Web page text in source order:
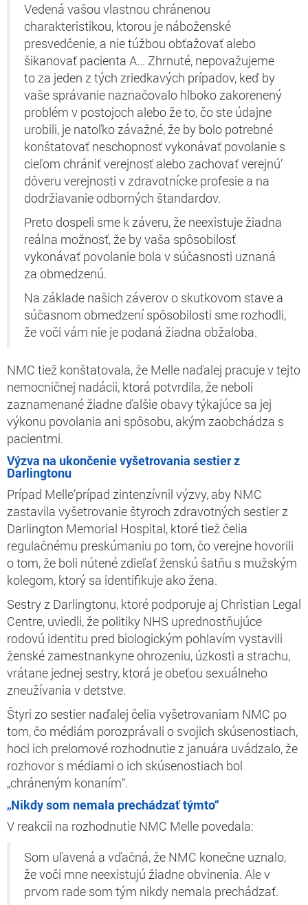
Vedená vašou vlastnou chránenou
charakteristikou, ktorou je náboženské
presvedčenie, a nie túžbou obťažovať alebo
šikanovať pacienta A... Zhrnuté, nepovažujeme
to za jeden z tých zriedkavých prípadov, keď by
vaše správanie naznačovalo hlboko zakorenený
problém v postojoch alebo že to, čo ste údajne
urobili, je natoľko závažné, že by bolo potrebné
konštatovať neschopnosť vykonávať povolanie s
cieľom chrániť verejnosť alebo zachovať verejnú’
dôveru verejnosti v zdravotnícke profesie a na
dodržiavanie odborných štandardov.
Preto dospeli sme k záveru, že neexistuje žiadna
reálna možnosť, že by vaša spôsobilosť
vykonávať povolanie bola v súčasnosti uznaná
za obmedzenú.
Na základe našich záverov o skutkovom stave a
súčasnom obmedzení spôsobilosti sme rozhodli,
že voči vám nie je podaná žiadna obžaloba.
NMC tiež konštatovala, že Melle naďalej pracuje v tejto
nemocničnej nadácii, ktorá potvrdila, že neboli
zaznamenané žiadne ďalšie obavy týkajúce sa jej
výkonu povolania ani spôsobu, akým zaobchádza s
pacientmi.
Výzva na ukončenie vyšetrovania sestier z
Darlingtonu
Prípad Melle’prípad zintenzívnil výzvy, aby NMC
zastavila vyšetrovanie štyroch zdravotných sestier z
Darlington Memorial Hospital, ktoré tiež čelia
regulačnému preskúmaniu po tom, čo verejne hovorili
o tom, že boli nútené zdieľať ženskú šatňu s mužským
kolegom, ktorý sa identifikuje ako žena.
Sestry z Darlingtonu, ktoré podporuje aj Christian Legal
Centre, uviedli, že politiky NHS uprednostňujúce
rodovú identitu pred biologickým pohlavím vystavili
ženské zamestnankyne ohrozeniu, úzkosti a strachu,
vrátane jednej sestry, ktorá je obeťou sexuálneho
zneužívania v detstve.
Štyri zo sestier naďalej čelia vyšetrovaniam NMC po
tom, čo médiám porozprávali o svojich skúsenostiach,
hoci ich prelomové rozhodnutie z januára uvádzalo, že
rozhovor s médiami o ich skúsenostiach bol
„chráneným konaním“.
„Nikdy som nemala prechádzať týmto“
V reakcii na rozhodnutie NMC Melle povedala:
Som uľavená a vďačná, že NMC konečne uznalo,
že voči mne neexistujú žiadne obvinenia. Ale v
prvom rade som tým nikdy nemala prechádzať.